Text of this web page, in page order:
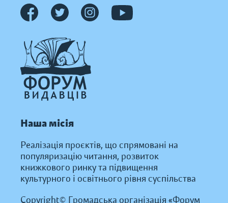
Наша місія
Реалізація проєктів, що спрямовані на
популяризацію читання, розвиток
книжкового ринку та підвищення
культурного і освітнього рівня суспільства
Copyright© Громадська організація «Форум